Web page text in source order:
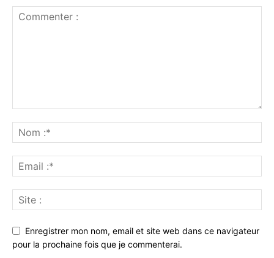
Enregistrer mon nom, email et site web dans ce navigateur
pour la prochaine fois que je commenterai.